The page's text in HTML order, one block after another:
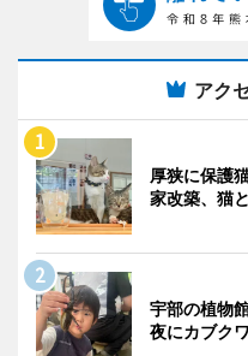
アク
厚狭に保護
家改築、猫
宇部の植物
夜にカブク